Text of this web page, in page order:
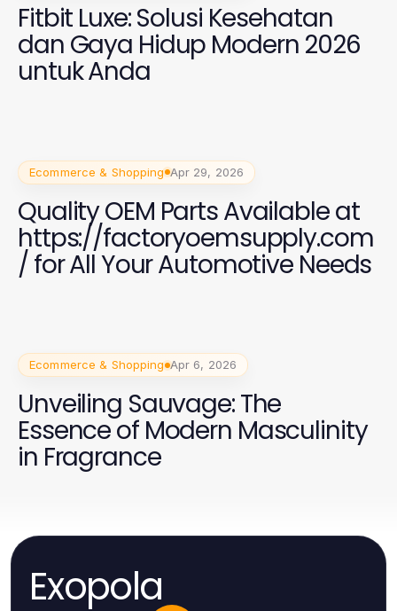
Fitbit Luxe: Solusi Kesehatan
dan Gaya Hidup Modern 2026
untuk Anda
Ecommerce & Shopping Apr 29, 2026
Quality OEM Parts Available at
https://factoryoemsupply.com
/ for All Your Automotive Needs
Ecommerce & Shopping Apr 6, 2026
Unveiling Sauvage: The
Essence of Modern Masculinity
in Fragrance
Exopola